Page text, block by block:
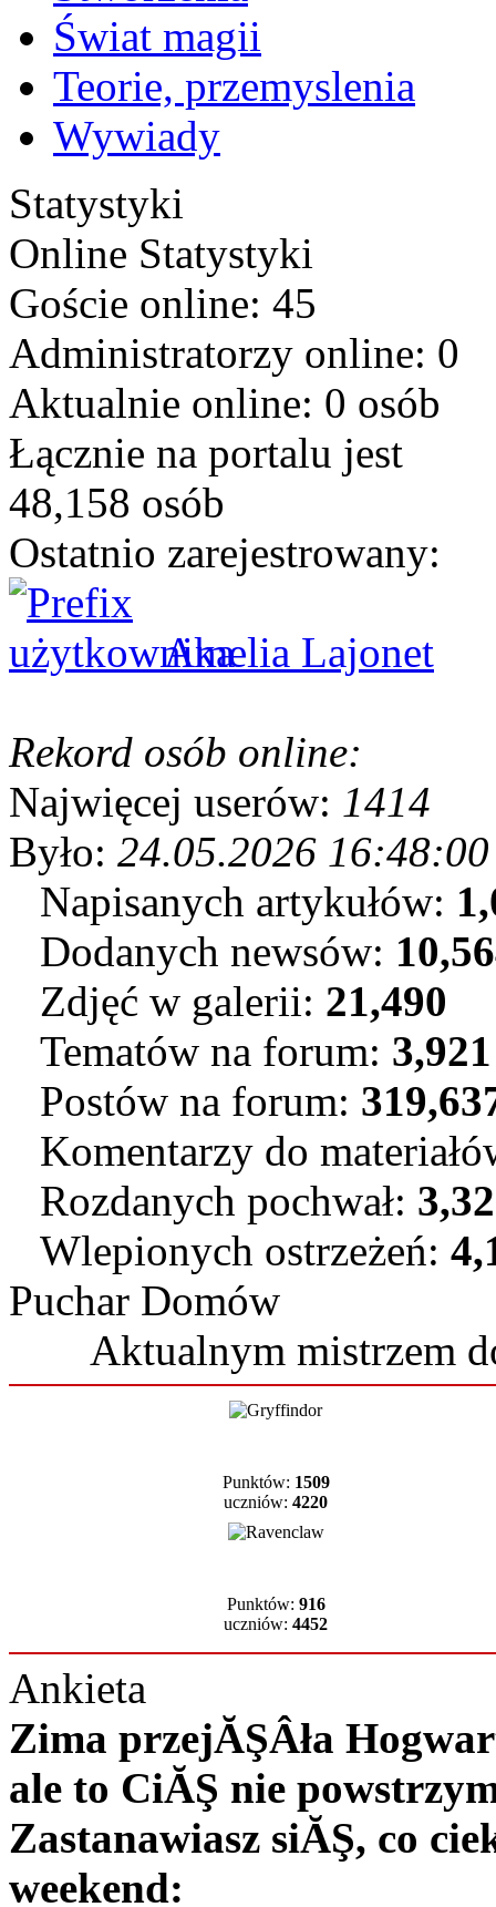
Świat magii
Teorie, przemyslenia
Wywiady
Statystyki
Online Statystyki
Goście online: 45
Administratorzy online: 0
Aktualnie online: 0 osób
Łącznie na portalu jest
48,158 osób
Ostatnio zarejestrowany:
Amelia Lajonet
Rekord osób online:
Najwięcej userów: 1414
Było: 24.05.2026 16:48:00
Napisanych artykułów:
Dodanych newsów:
Zdjęć w galerii: 21,490
Tematów na forum: 3,921
Postów na forum:
Komentarzy do
Rozdanych pochwał:
Wlepionych ostrzeżeń:
Puchar Domów
Aktualnym mistrzem
Punktów: 1509
uczniów: 4220
Punktów: 916
uczniów: 4452
Ankieta
Zima przejĂŞÂła
ale to CiĂŞ nie
Zastanawiasz siĂŞ, co
weekend: